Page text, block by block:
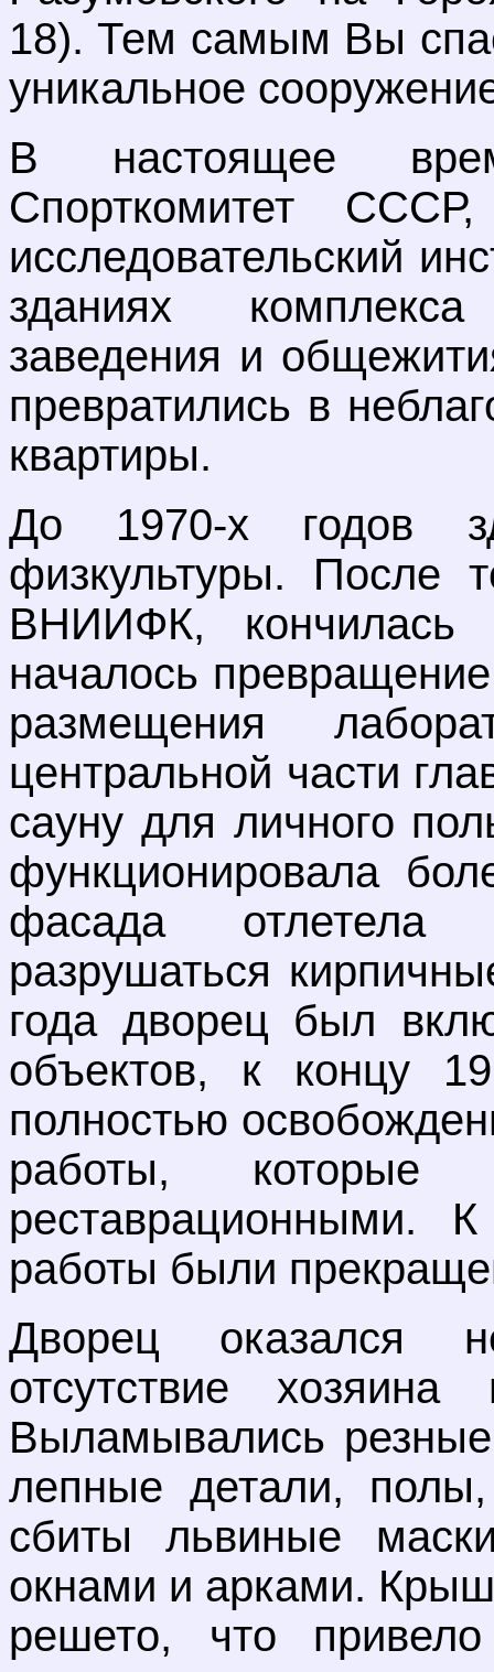
18). Тем самым Вы
уникальное
В настоящее
Спорткомитет
исследовательский
зданиях
заведения и
превратились в
квартиры.
До 1970-х годов
физкультуры. После
ВНИИФК, кончилась
началось
размещения
центральной части
сауну для личного
функционировала
фасада отлетела
разрушаться
года дворец был
объектов, к концу
полностью
работы, которые
реставрационными.
работы были
Дворец оказался
отсутствие
Выламывались
лепные детали,
сбиты львиные
окнами и арками.
решето, что